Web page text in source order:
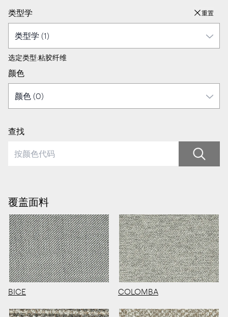
类型学 重置
选定类型:粘胶纤维
颜色
查找
覆盖面料
BICE COLOMBA